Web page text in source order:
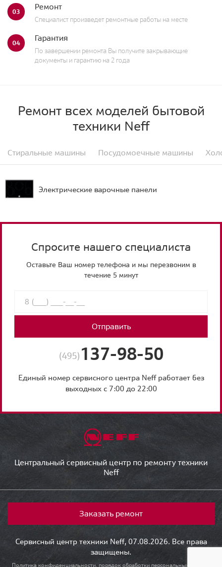
03 Ремонт
Специалист произведет ремонтные работы на месте
04 Гарантия
По завершении ремонта Вы получите закрывающие
документы и гарантию на 2 года
Ремонт всех моделей бытовой
техники Neff
Стиральные машины Посудомоечные машины
Электрические варочные панели
Спросите нашего специалиста
Оставьте Ваш номер телефона и мы перезвоним в
течение 5 минут
Отправить
(495) 137-98-50
Единый номер сервисного центра Neff работает без
выходных с 7:00 до 22:00
Центральный сервисный центр по ремонту техники
Neff
Заказать ремонт
Сервисный центр техники Neff, 07.08.2026. Все права
защищены.
Политика конфиденциальности, порядок обработки персональных данных